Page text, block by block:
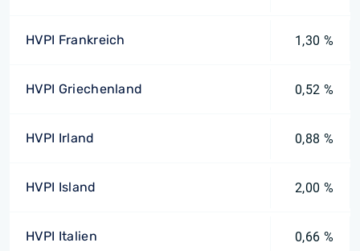
HVPI Frankreich 1,30 %
HVPI Griechenland 0,52 %
HVPI Irland 0,88 %
HVPI Island 2,00 %
HVPI Italien 0,66 %